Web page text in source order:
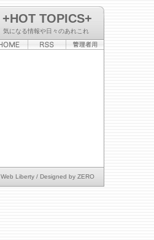
+HOT TOPICS+
気になる情報や日々のあれこれ
Web Liberty / Designed by ZERO